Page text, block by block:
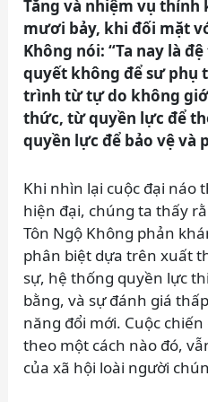
Tăng và nhiệm vụ
mươi bảy, khi đối mặt
Không nói: “Ta nay là
quyết không để sư phụ
trình từ tự do không
thức, từ quyền lực để
quyền lực để bảo vệ và
Khi nhìn lại cuộc đại náo
hiện đại, chúng ta thấy
Tôn Ngộ Không phản
phân biệt dựa trên xuất
sự, hệ thống quyền lực
bằng, và sự đánh giá
năng đổi mới. Cuộc
theo một cách nào đó,
của xã hội loài người